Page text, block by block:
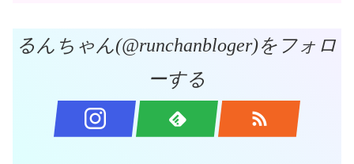
るんちゃん(@runchanbloger)をフォロ
ーする